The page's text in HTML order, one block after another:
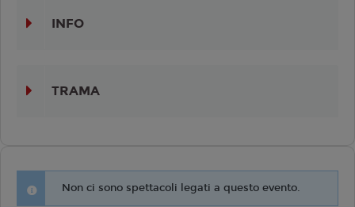
INFO
TRAMA
Non ci sono spettacoli legati a questo evento.